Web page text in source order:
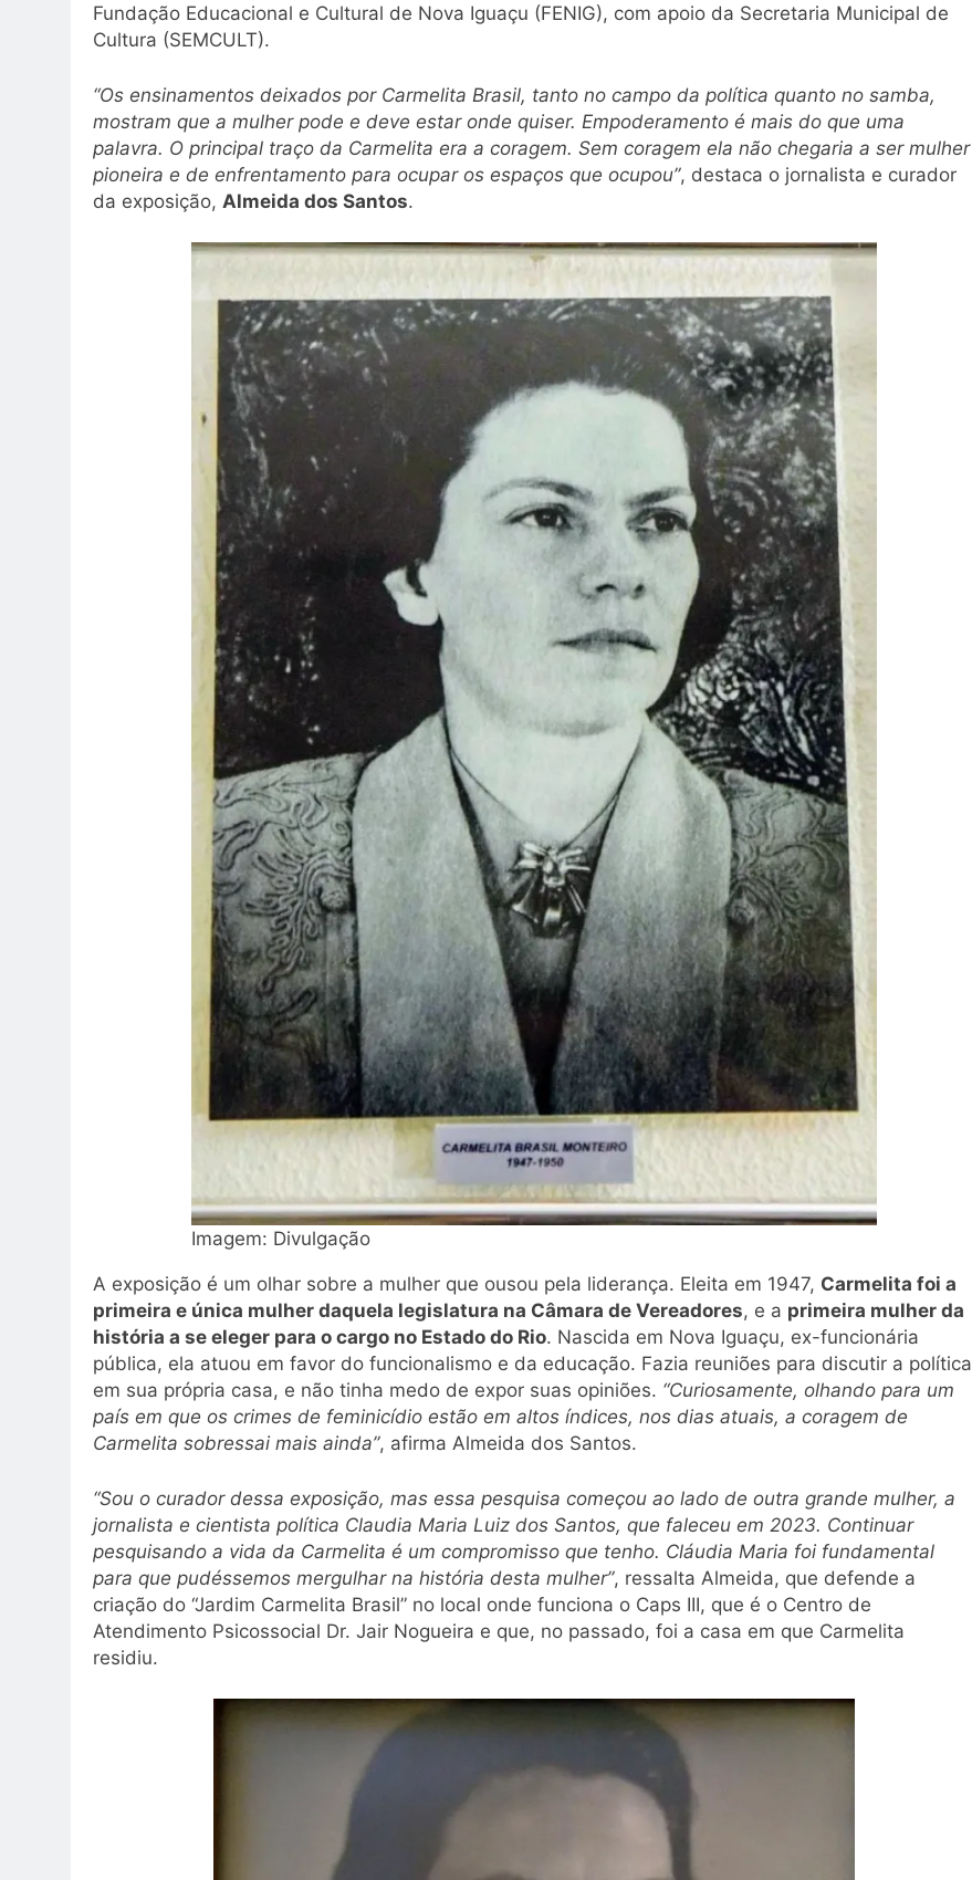
Fundação Educacional e Cultural de Nova Iguaçu (FENIG), com apoio da Secretaria Municipal de
Cultura (SEMCULT).
“Os ensinamentos deixados por Carmelita Brasil, tanto no campo da política quanto no samba,
mostram que a mulher pode e deve estar onde quiser. Empoderamento é mais do que uma
palavra. O principal traço da Carmelita era a coragem. Sem coragem ela não chegaria a ser mulher
pioneira e de enfrentamento para ocupar os espaços que ocupou”, destaca o jornalista e curador
da exposição, Almeida dos Santos.
Imagem: Divulgação
A exposição é um olhar sobre a mulher que ousou pela liderança. Eleita em 1947, Carmelita foi a
primeira e única mulher daquela legislatura na Câmara de Vereadores, e a primeira mulher da
história a se eleger para o cargo no Estado do Rio. Nascida em Nova Iguaçu, ex-funcionária
pública, ela atuou em favor do funcionalismo e da educação. Fazia reuniões para discutir a política
em sua própria casa, e não tinha medo de expor suas opiniões. “Curiosamente, olhando para um
país em que os crimes de feminicídio estão em altos índices, nos dias atuais, a coragem de
Carmelita sobressai mais ainda”, afirma Almeida dos Santos.
“Sou o curador dessa exposição, mas essa pesquisa começou ao lado de outra grande mulher, a
jornalista e cientista política Claudia Maria Luiz dos Santos, que faleceu em 2023. Continuar
pesquisando a vida da Carmelita é um compromisso que tenho. Cláudia Maria foi fundamental
para que pudéssemos mergulhar na história desta mulher”, ressalta Almeida, que defende a
criação do “Jardim Carmelita Brasil” no local onde funciona o Caps III, que é o Centro de
Atendimento Psicossocial Dr. Jair Nogueira e que, no passado, foi a casa em que Carmelita
residiu.